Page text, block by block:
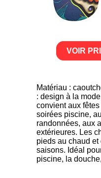
VOIR
Matériau :
: design à la
convient aux
soirées piscine,
randonnées, aux
extérieures. Les
pieds au chaud
saisons. Idéal
piscine, la